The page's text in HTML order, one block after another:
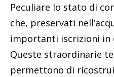
Peculiare lo stato di
che, preservati
importanti iscrizioni in
Queste straordinarie
permettono di